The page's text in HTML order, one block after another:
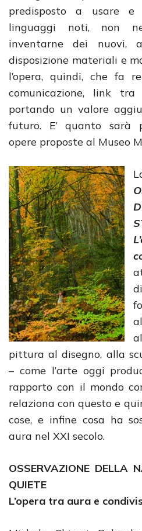
predisposto a usare e
linguaggi noti, non
inventarne dei nuovi,
disposizione materiali e
l’opera, quindi, che fa
comunicazione, link
portando un valore
futuro. E’ quanto sarà
opere proposte al Museo
pittura al disegno, alla
– come l’arte oggi
rapporto con il mondo
relaziona con questo e
cose, e infine cosa ha
aura nel XXI secolo.
OSSERVAZIONE DELLA
QUIETE
L’opera tra aura e